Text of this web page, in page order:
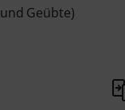
Geübte)